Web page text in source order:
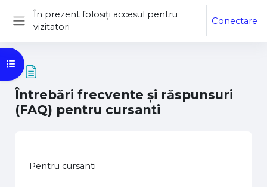
Panou lateral
În prezent folosiți accesul pentru
vizitatori
Conectare
Întrebări frecvente și răspunsuri
(FAQ) pentru cursanti
Deschide Indexul cursului
Pentru cursanti